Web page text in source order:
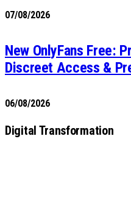
07/08/2026
New OnlyFans Free:
Discreet Access &
06/08/2026
Digital Transformation